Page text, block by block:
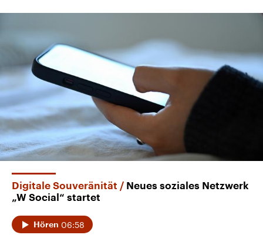
Digitale Souveränität
Neues soziales Netzwerk
„W Social“ startet
Hören 06:58